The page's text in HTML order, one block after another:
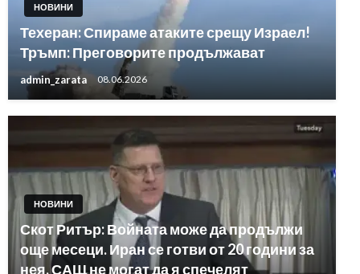
НОВИНИ
Техеран: Спираме атаките срещу Израел!
Тръмп: Преговорите продължават
admin_zarata 08.06.2026
НОВИНИ
Скот Ритър: Войната може да продължи
още месеци. Иран се готви от 20 години за
нея, САЩ не могат да я спечелят